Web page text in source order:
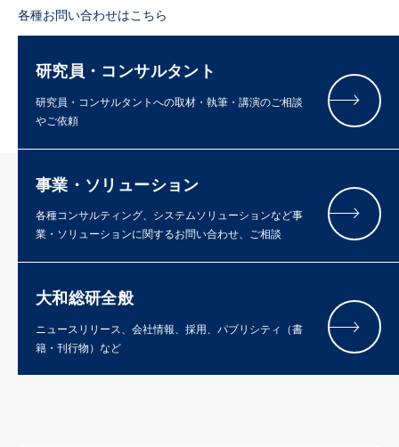
各種お問い合わせはこちら
研究員・コンサルタント
研究員・コンサルタントへの取材・執筆・講演のご相談
やご依頼
事業・ソリューション
各種コンサルティング、システムソリューションなど事
業・ソリューションに関するお問い合わせ、ご相談
大和総研全般
ニュースリリース、会社情報、採用、パブリシティ（書
籍・刊行物）など